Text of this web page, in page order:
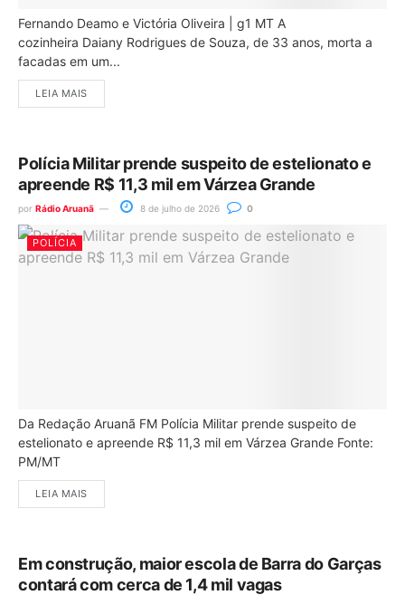
Fernando Deamo e Victória Oliveira | g1 MT A
cozinheira Daiany Rodrigues de Souza, de 33 anos, morta a
facadas em um...
LEIA MAIS
Polícia Militar prende suspeito de estelionato e
apreende R$ 11,3 mil em Várzea Grande
por Rádio Aruanã 8 de julho de 2026 0
POLÍCIA
Da Redação Aruanã FM Polícia Militar prende suspeito de
estelionato e apreende R$ 11,3 mil em Várzea Grande Fonte:
PM/MT
LEIA MAIS
Em construção, maior escola de Barra do Garças
contará com cerca de 1,4 mil vagas